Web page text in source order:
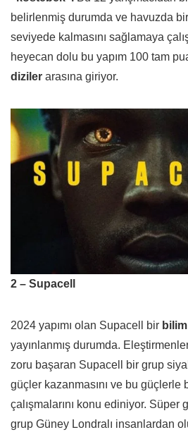
belirlenmiş durumda ve havuzda
seviyede kalmasını sağlamaya
heyecan dolu bu yapım 100 tam
diziler arasına giriyor.
2 – Supacell
2024 yapımı olan Supacell bir
yayınlanmış durumda.
zoru başaran Supacell bir grup
güçler kazanmasını ve bu güçlerle
çalışmalarını konu ediniyor. Süper
grup Güney Londralı insanlardan